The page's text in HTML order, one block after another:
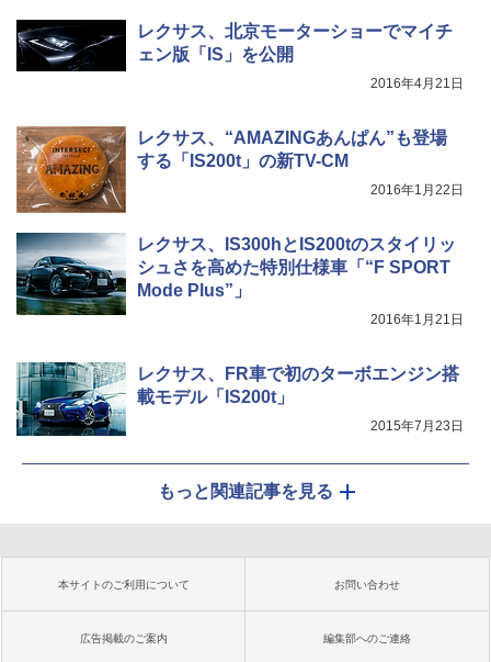
レクサス、北京モーターショーでマイチ
ェン版「IS」を公開
2016年4月21日
レクサス、“AMAZINGあんぱん”も登場
する「IS200t」の新TV-CM
2016年1月22日
レクサス、IS300hとIS200tのスタイリッ
シュさを高めた特別仕様車「“F SPORT
Mode Plus”」
2016年1月21日
レクサス、FR車で初のターボエンジン搭
載モデル「IS200t」
2015年7月23日
もっと関連記事を見る
本サイトのご利用について お問い合わせ
広告掲載のご案内 編集部へのご連絡